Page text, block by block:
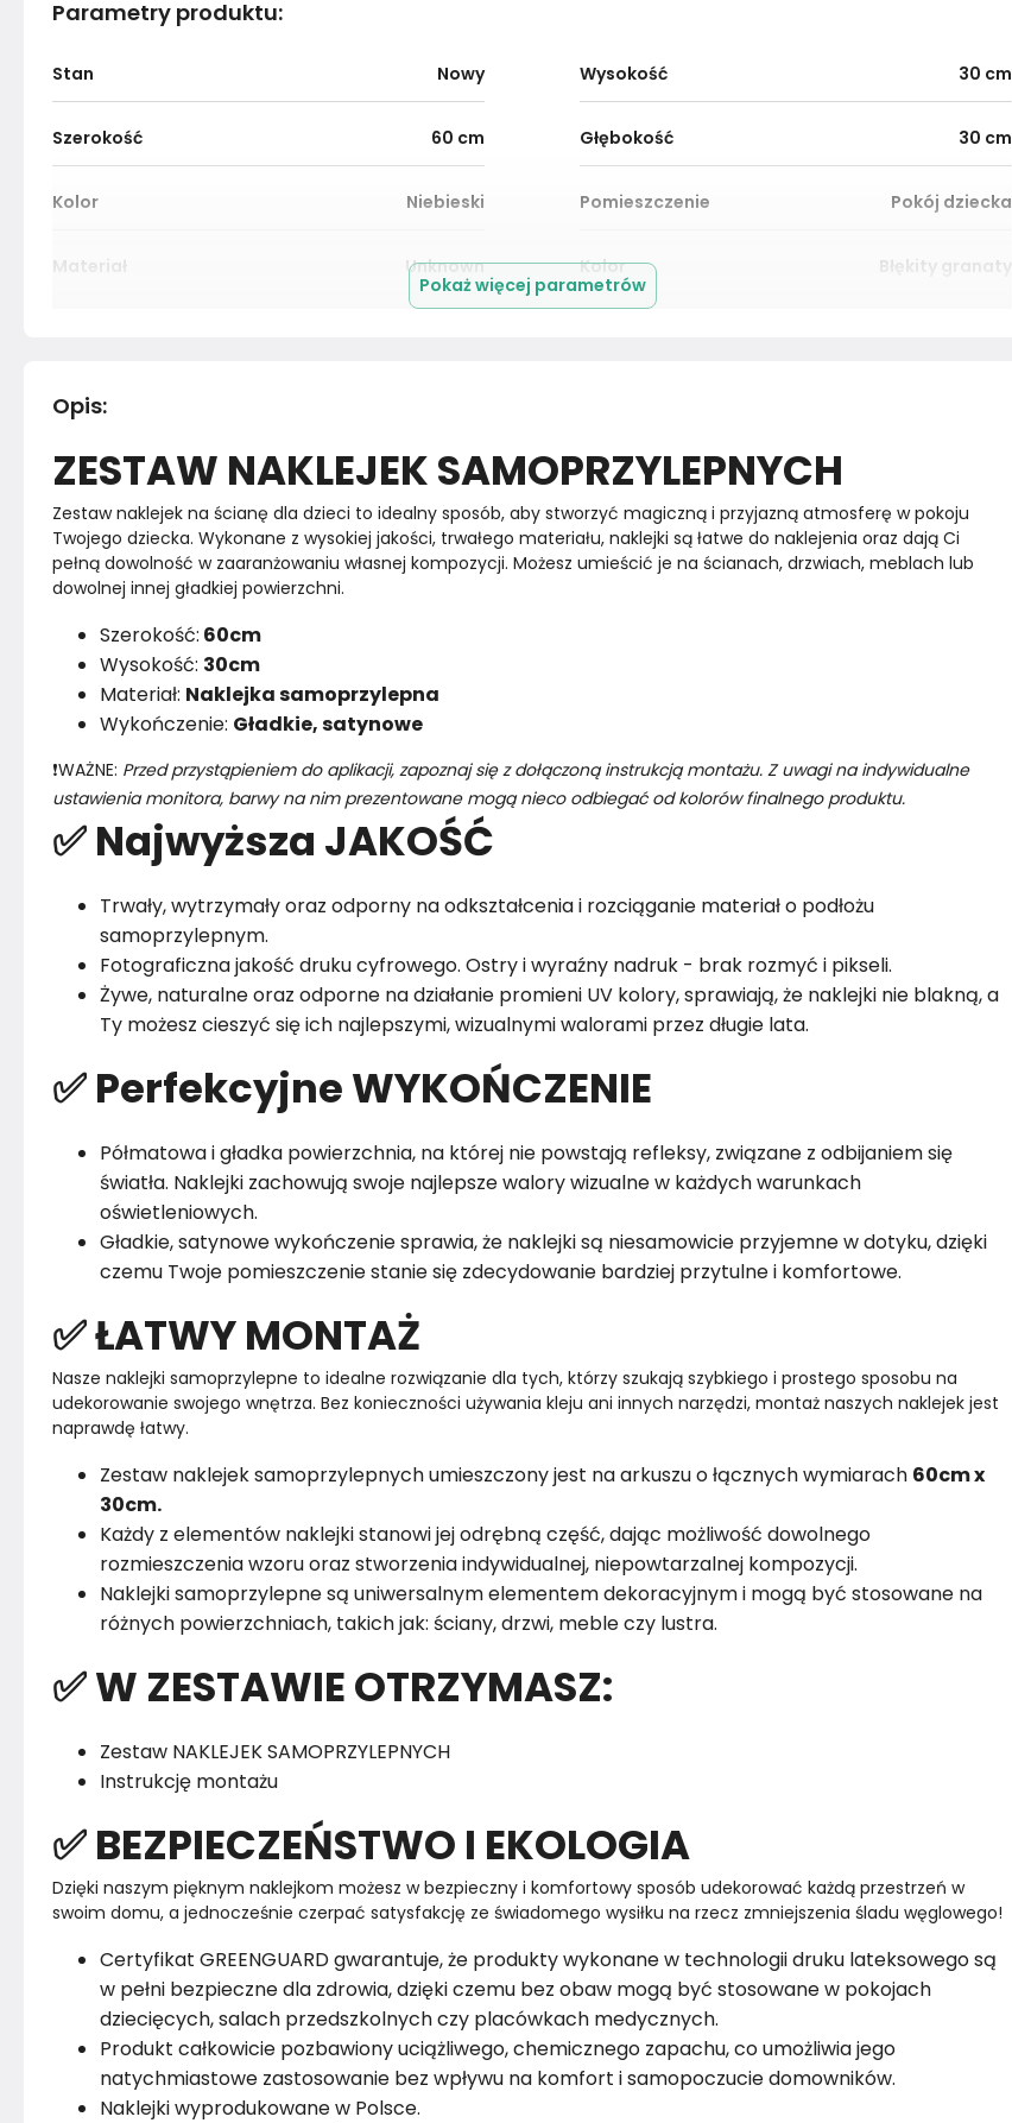
Parametry produktu:
Stan Nowy Wysokość 30 cm
Szerokość 60 cm Głębokość 30 cm
Kolor Niebieski Pomieszczenie Pokój dziecka
Materiał Unknown Kolor Błękity granaty
Rok produkcji
Pokaż więcej parametrów
Opis:
ZESTAW NAKLEJEK SAMOPRZYLEPNYCH
Zestaw naklejek na ścianę dla dzieci to idealny sposób, aby stworzyć magiczną i przyjazną atmosferę w pokoju
Twojego dziecka. Wykonane z wysokiej jakości, trwałego materiału, naklejki są łatwe do naklejenia oraz dają Ci
pełną dowolność w zaaranżowaniu własnej kompozycji. Możesz umieścić je na ścianach, drzwiach, meblach lub
dowolnej innej gładkiej powierzchni.
Szerokość: 60cm
Wysokość: 30cm
Materiał: Naklejka samoprzylepna
Wykończenie: Gładkie, satynowe
❗WAŻNE: Przed przystąpieniem do aplikacji, zapoznaj się z dołączoną instrukcją montażu. Z uwagi na indywidualne
ustawienia monitora, barwy na nim prezentowane mogą nieco odbiegać od kolorów finalnego produktu.
✅ Najwyższa JAKOŚĆ
Trwały, wytrzymały oraz odporny na odkształcenia i rozciąganie materiał o podłożu
samoprzylepnym.
Fotograficzna jakość druku cyfrowego. Ostry i wyraźny nadruk - brak rozmyć i pikseli.
Żywe, naturalne oraz odporne na działanie promieni UV kolory, sprawiają, że naklejki nie blakną, a
Ty możesz cieszyć się ich najlepszymi, wizualnymi walorami przez długie lata.
✅ Perfekcyjne WYKOŃCZENIE
Półmatowa i gładka powierzchnia, na której nie powstają refleksy, związane z odbijaniem się
światła. Naklejki zachowują swoje najlepsze walory wizualne w każdych warunkach
oświetleniowych.
Gładkie, satynowe wykończenie sprawia, że naklejki są niesamowicie przyjemne w dotyku, dzięki
czemu Twoje pomieszczenie stanie się zdecydowanie bardziej przytulne i komfortowe.
✅ ŁATWY MONTAŻ
Nasze naklejki samoprzylepne to idealne rozwiązanie dla tych, którzy szukają szybkiego i prostego sposobu na
udekorowanie swojego wnętrza. Bez konieczności używania kleju ani innych narzędzi, montaż naszych naklejek jest
naprawdę łatwy.
Zestaw naklejek samoprzylepnych umieszczony jest na arkuszu o łącznych wymiarach 60cm x
30cm.
Każdy z elementów naklejki stanowi jej odrębną część, dając możliwość dowolnego
rozmieszczenia wzoru oraz stworzenia indywidualnej, niepowtarzalnej kompozycji.
Naklejki samoprzylepne są uniwersalnym elementem dekoracyjnym i mogą być stosowane na
różnych powierzchniach, takich jak: ściany, drzwi, meble czy lustra.
✅ W ZESTAWIE OTRZYMASZ:
Zestaw NAKLEJEK SAMOPRZYLEPNYCH
Instrukcję montażu
✅ BEZPIECZEŃSTWO I EKOLOGIA
Dzięki naszym pięknym naklejkom możesz w bezpieczny i komfortowy sposób udekorować każdą przestrzeń w
swoim domu, a jednocześnie czerpać satysfakcję ze świadomego wysiłku na rzecz zmniejszenia śladu węglowego!
Certyfikat GREENGUARD gwarantuje, że produkty wykonane w technologii druku lateksowego są
w pełni bezpieczne dla zdrowia, dzięki czemu bez obaw mogą być stosowane w pokojach
dziecięcych, salach przedszkolnych czy placówkach medycznych.
Produkt całkowicie pozbawiony uciążliwego, chemicznego zapachu, co umożliwia jego
natychmiastowe zastosowanie bez wpływu na komfort i samopoczucie domowników.
Naklejki wyprodukowane w Polsce.